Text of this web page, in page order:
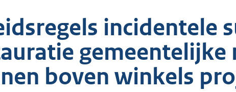
incidentele
boven winkels